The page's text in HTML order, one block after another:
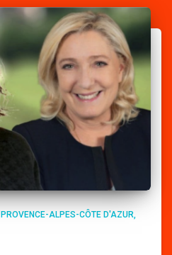
PROVENCE-ALPES-CÔTE D'AZUR